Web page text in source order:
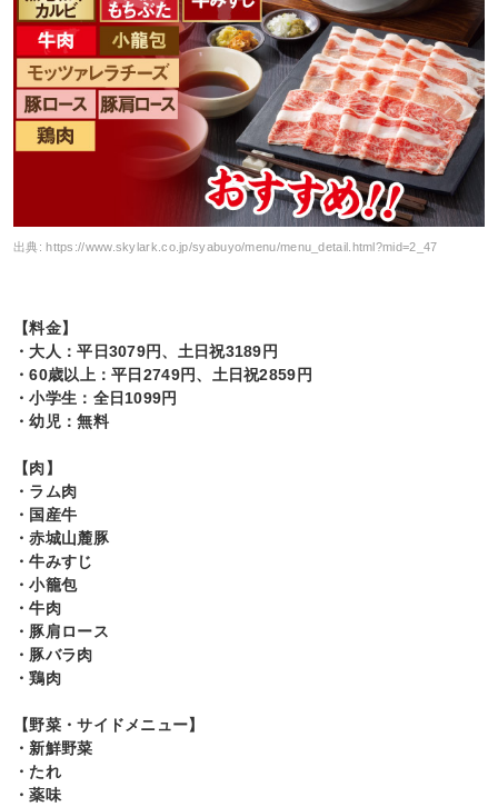
出典:https://www.skylark.co.jp/syabuyo/menu/menu_detail.html?mid=2_47
【料金】
・大人：平日3079円、土日祝3189円
・60歳以上：平日2749円、土日祝2859円
・小学生：全日1099円
・幼児：無料
【肉】
・ラム肉
・国産牛
・赤城山麓豚
・牛みすじ
・小籠包
・牛肉
・豚肩ロース
・豚バラ肉
・鶏肉
【野菜・サイドメニュー】
・新鮮野菜
・たれ
・薬味